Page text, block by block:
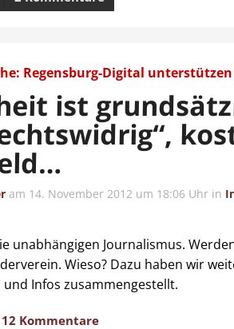
Regensburg-Digital unterstützen
ist
am 14. November 2012 um 18:06 Uhr in
unabhängigen Journalismus.
Wieso? Dazu haben wir
und Infos zusammengestellt.
12 Kommentare